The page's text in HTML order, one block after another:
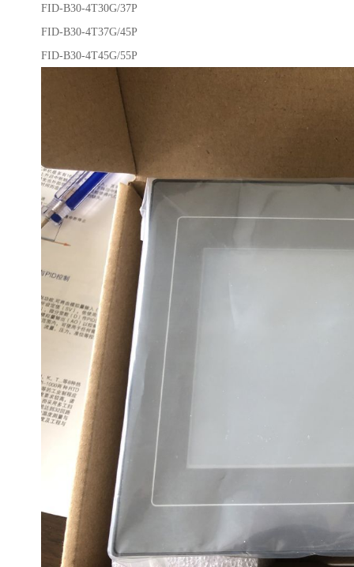
FID-B30-4T30G/37P
FID-B30-4T37G/45P
FID-B30-4T45G/55P